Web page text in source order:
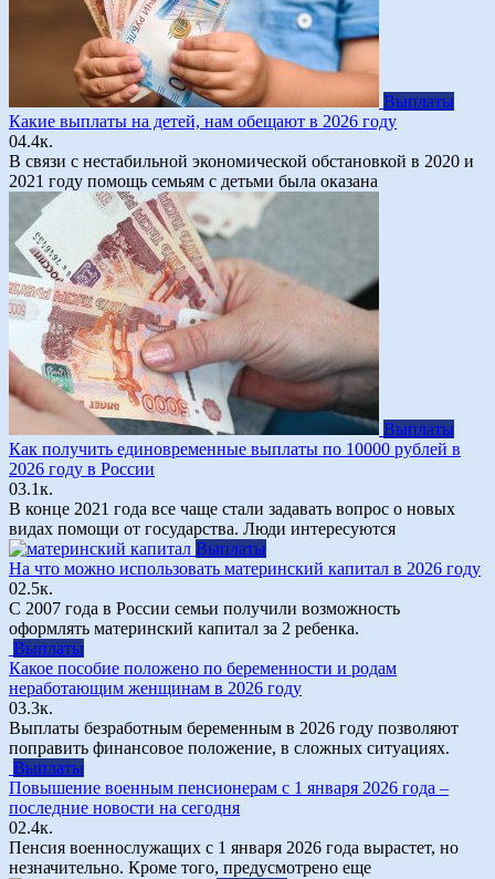
Выплаты
Какие выплаты на детей, нам обещают в 2026 году
04.4к.
В связи с нестабильной экономической обстановкой в 2020 и
2021 году помощь семьям с детьми была оказана
Выплаты
Как получить единовременные выплаты по 10000 рублей в
2026 году в России
03.1к.
В конце 2021 года все чаще стали задавать вопрос о новых
видах помощи от государства. Люди интересуются
Выплаты
На что можно использовать материнский капитал в 2026 году
02.5к.
С 2007 года в России семьи получили возможность
оформлять материнский капитал за 2 ребенка.
Выплаты
Какое пособие положено по беременности и родам
неработающим женщинам в 2026 году
03.3к.
Выплаты безработным беременным в 2026 году позволяют
поправить финансовое положение, в сложных ситуациях.
Выплаты
Повышение военным пенсионерам с 1 января 2026 года –
последние новости на сегодня
02.4к.
Пенсия военнослужащих с 1 января 2026 года вырастет, но
незначительно. Кроме того, предусмотрено еще